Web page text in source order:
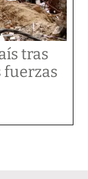
tras
fuerzas